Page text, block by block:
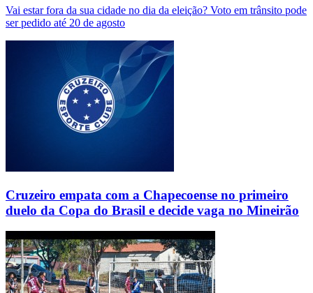
Vai estar fora da sua cidade no dia da eleição? Voto em trânsito pode
ser pedido até 20 de agosto
Cruzeiro empata com a Chapecoense no primeiro
duelo da Copa do Brasil e decide vaga no Mineirão